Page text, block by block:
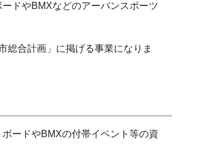
ドやBMXなどのアーバンスポーツ
合計画」に掲げる事業になりま
ードやBMXの付帯イベント等の資